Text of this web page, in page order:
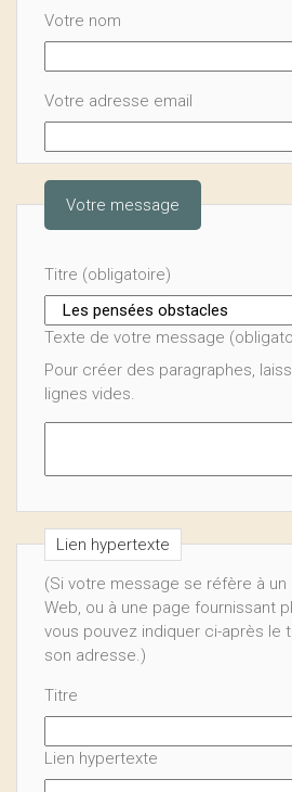
Votre nom
Votre adresse email
Votre message
Titre (obligatoire)
Texte de votre message
Pour créer des paragraphes,
lignes vides.
Lien hypertexte
(Si votre message se réfère à
Web, ou à une page fournissant
vous pouvez indiquer ci-après le
son adresse.)
Titre
Lien hypertexte